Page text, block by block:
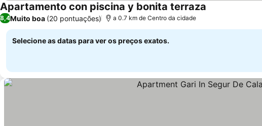
Apartamento con piscina y bonita terraza
8,4Muito boa (20 pontuações) a 0.7 km de Centro da cidade
Selecione as datas para ver os preços exatos.